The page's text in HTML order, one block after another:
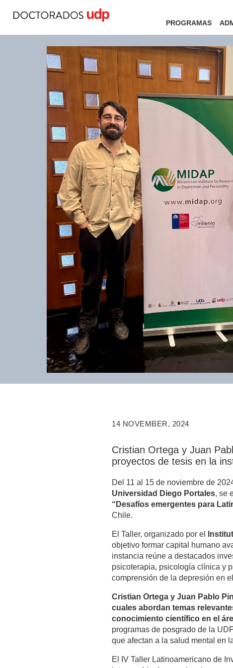
PROGRAMAS
14 NOVEMBER, 2024
Cristian Ortega y Juan
proyectos de tesis en la
Del 11 al 15 de noviembre de
Universidad Diego Portales, se
“Desafíos emergentes para
Chile.
El Taller, organizado por el
objetivo formar capital humano
instancia reúne a destacados
psicoterapia, psicología clínica y
comprensión de la depresión en
Cristian Ortega y Juan Pablo
cuales abordan temas
conocimiento científico en el
programas de posgrado de la
que afectan a la salud mental en
El IV Taller Latinoamericano de